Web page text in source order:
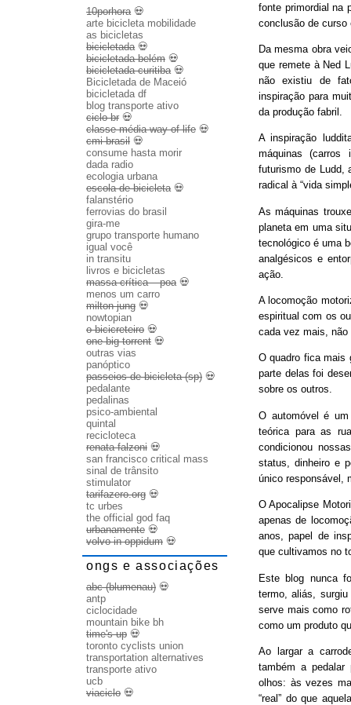
fonte primordial na
conclusão de curso
Da mesma obra
que remete à Ned
não existiu de
inspiração para
da produção fabril.
A inspiração
máquinas (carros
futurismo de Ludd,
radical à “vida
As máquinas
planeta em uma
tecnológico é uma
analgésicos e
ação.
A locomoção
espiritual com os
cada vez mais,
O quadro fica mais
parte delas foi
sobre os outros.
O automóvel é
teórica para as
condicionou
status, dinheiro e
único responsável,
O Apocalipse
apenas de
anos, papel de
que cultivamos no
Este blog nunca
termo, aliás,
serve mais como
como um produto
Ao largar a
também a pedalar
olhos: às vezes
“real” do que
10porhora💀
arte bicicleta mobilidade
as bicicletas
bicicletada💀
bicicletada belém 💀
bicicletada curitiba💀
Bicicletada de Maceió
bicicletada df
blog transporte ativo
ciclo br 💀
classe média way of life 💀
cmi brasil 💀
consume hasta morir
dada radio
ecologia urbana
escola de bicicleta💀
falanstério
ferrovias do brasil
gira-me
grupo transporte humano
igual você
in transitu
livros e bicicletas
massa crítica – poa💀
menos um carro
milton jung 💀
nowtopian
o bicicreteiro 💀
one big torrent 💀
outras vias
panóptico
passeios de bicicleta (sp) 💀
pedalante
pedalinas
psico-ambiental
quintal
recicloteca
renata falzoni 💀
san francisco critical mass
sinal de trânsito
stimulator
tarifazero.org 💀
tc urbes
the official god faq
urbanamente 💀
volvo in oppidum 💀
ongs e associações
abc (blumenau) 💀
antp
ciclocidade
mountain bike bh
time's up 💀
toronto cyclists union
transportation alternatives
transporte ativo
ucb
viaciclo 💀